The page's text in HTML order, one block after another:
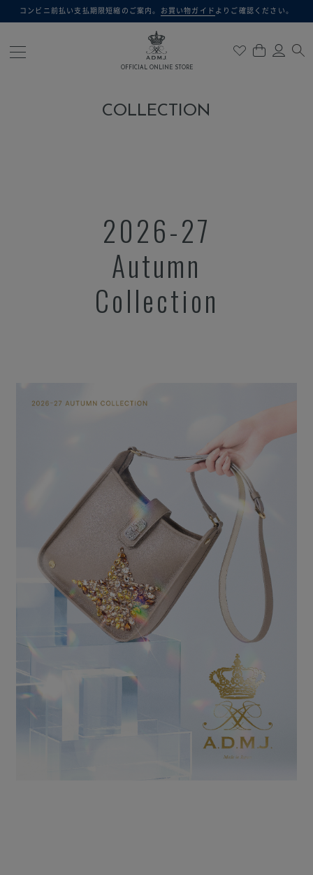
コンビニ前払い支払期限短縮のご案内。 お買い物ガイド よりご確認ください。
OFFICIAL ONLINE STORE
検索
COLLECTION
2026-27
Autumn
Collection